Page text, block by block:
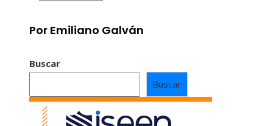
Por Emiliano Galván
Buscar
Buscar